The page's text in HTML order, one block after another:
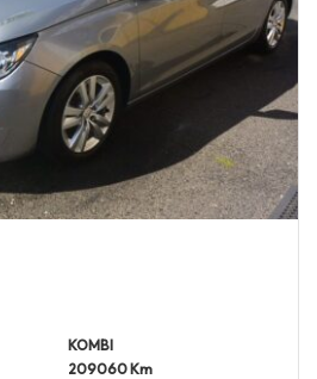
KOMBI
209060 Km